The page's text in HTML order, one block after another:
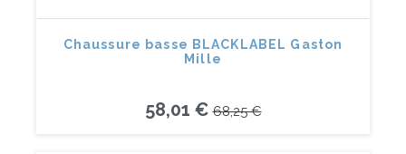
Chaussure basse BLACKLABEL Gaston
Mille
58,01 € 68,25 €